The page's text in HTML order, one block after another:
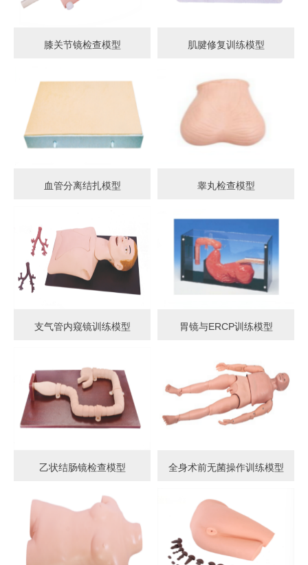
膝关节镜检查模型 肌腱修复训练模型
血管分离结扎模型 睾丸检查模型
支气管内窥镜训练模型 胃镜与ERCP训练模型
乙状结肠镜检查模型 全身术前无菌操作训练模型